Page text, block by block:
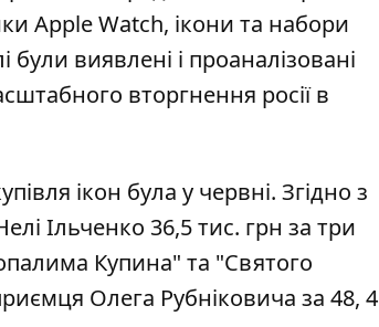
Apple Watch, ікони та набори
виявлені і проаналізовані
вторгнення росії в
ікон була у червні. Згідно з
Ільченко 36,5 тис. грн за три
Купина" та "Святого
Олега Рубніковича за 48, 4